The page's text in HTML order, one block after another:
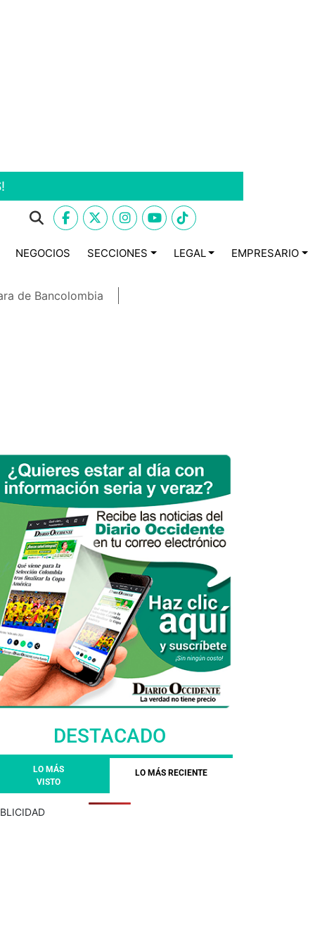
NEGOCIOS SECCIONES LEGAL EMPRESARIO
de Bancolombia
DESTACADO
LO MÁS
VISTO
LO MÁS RECIENTE